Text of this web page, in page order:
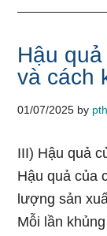
Hậu
và cách
01/07/2025 by pth
III) Hậu quả
Hậu quả của
lượng sản
Mỗi lần